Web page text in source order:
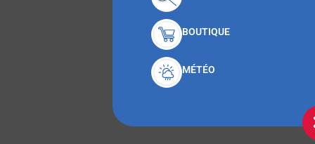
BOUTIQUE
MÉTÉO